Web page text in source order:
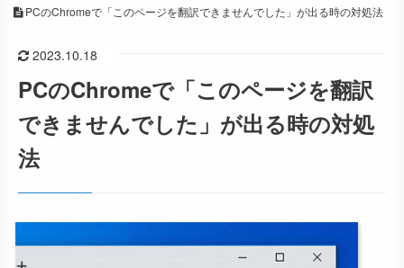
PCのChromeで「このページを翻訳できませんでした」が出る時の対処法
2023.10.18
PCのChromeで「このページを翻訳
できませんでした」が出る時の対処
法